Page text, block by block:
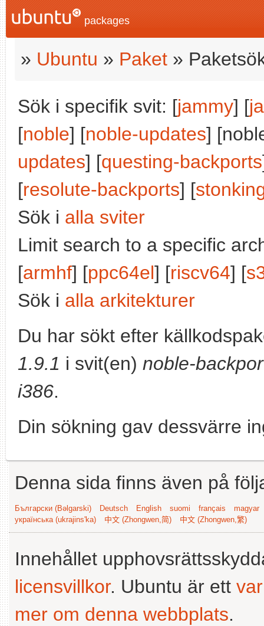
packages
» Ubuntu » Paket »
Sök i specifik svit: [jammy] [
[noble] [noble-updates]
updates] [questing-backports
[resolute-backports] [
Sök i alla sviter
Limit search to a specific
[armhf] [ppc64el] [riscv64] [
Sök i alla arkitekturer
Du har sökt efter
1.9.1 i svit(en) noble-
i386.
Din sökning gav dessvärre
Denna sida finns även på
Български (Bəlgarski) Deutsch English suomi français
magyar
українська (ukrajins'ka)
中文 (Zhongwen,简) 中文 (Zhongwen,繁)
Innehållet
licensvillkor. Ubuntu är ett
mer om denna webbplats.